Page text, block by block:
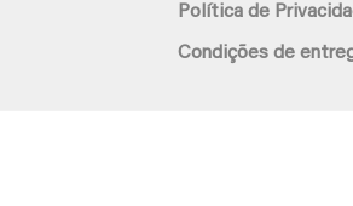
Política de
Condições de